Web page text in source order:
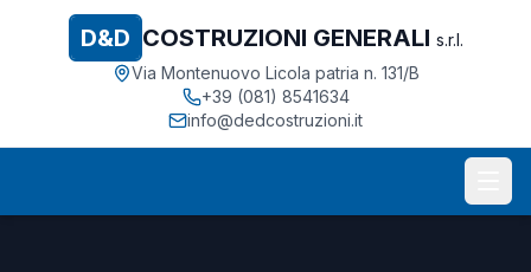
D&D COSTRUZIONI GENERALI s.r.l.
Via Montenuovo Licola patria n. 131/B
+39 (081) 8541634
info@dedcostruzioni.it